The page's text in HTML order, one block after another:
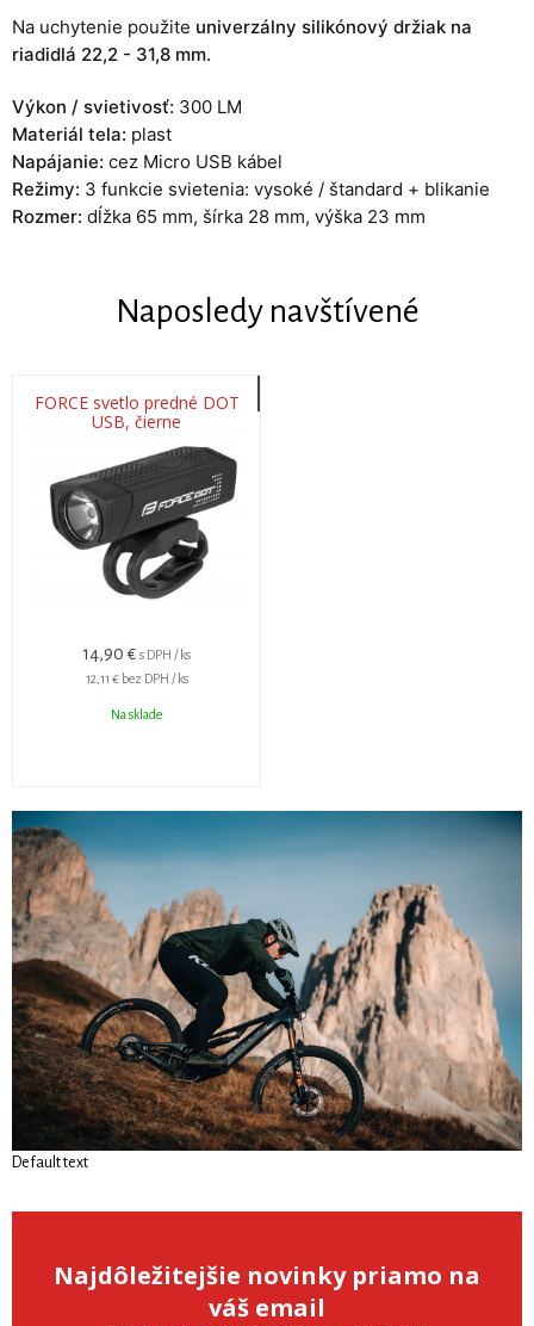
Na uchytenie použite univerzálny silikónový držiak na
riadidlá 22,2 - 31,8 mm.
Výkon / svietivosť: 300 LM
Materiál tela: plast
Napájanie: cez Micro USB kábel
Režimy: 3 funkcie svietenia: vysoké / štandard + blikanie
Rozmer: dĺžka 65 mm, šírka 28 mm, výška 23 mm
Naposledy navštívené
FORCE svetlo predné DOT
USB, čierne
14,90 € s DPH / ks
12,11 € bez DPH / ks
Na sklade
Default text
Najdôležitejšie novinky priamo na
váš email